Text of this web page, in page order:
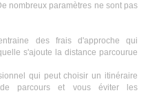
nombreux paramètres ne sont pas
des frais d'approche qui
s'ajoute la distance parcourue
qui peut choisir un itinéraire
parcours et vous éviter les